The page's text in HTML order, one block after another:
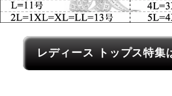
レディース関連カテゴリーへのリンク
レディース トップス特集